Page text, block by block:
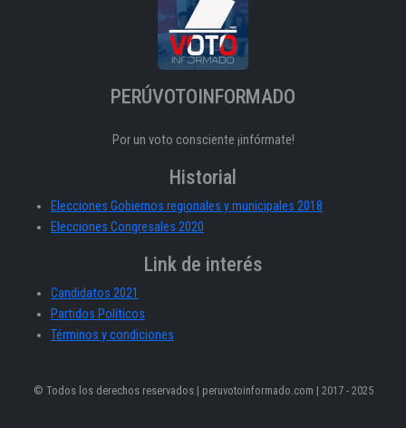
PERÚVOTOINFORMADO
Por un voto consciente ¡infórmate!
Historial
Elecciones Gobiernos regionales y municipales 2018
Elecciones Congresales 2020
Link de interés
Candidatos 2021
Partidos Políticos
Términos y condiciones
© Todos los derechos reservados | peruvotoinformado.com | 2017 - 2025